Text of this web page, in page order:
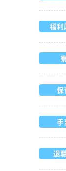
福利
保
手
退